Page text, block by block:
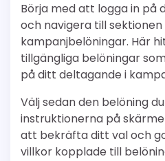
Börja med att logga in
och navigera till
kampanjbelöningar. Här
tillgängliga belöningar
på ditt deltagande i
Välj sedan den belöning
instruktionerna på
att bekräfta ditt val och
villkor kopplade till